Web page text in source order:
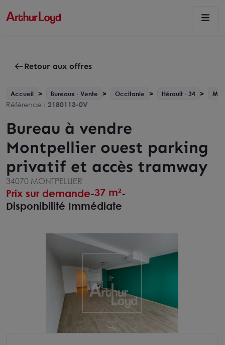
Retour aux offres
Accueil Bureaux - Vente Occitanie Hérault - 34
Référence : 2180113-0V
Bureau à vendre
Montpellier ouest parking
privatif et accès tramway
34070 MONTPELLIER
Prix sur demande-37 m²-
Disponibilité Immédiate